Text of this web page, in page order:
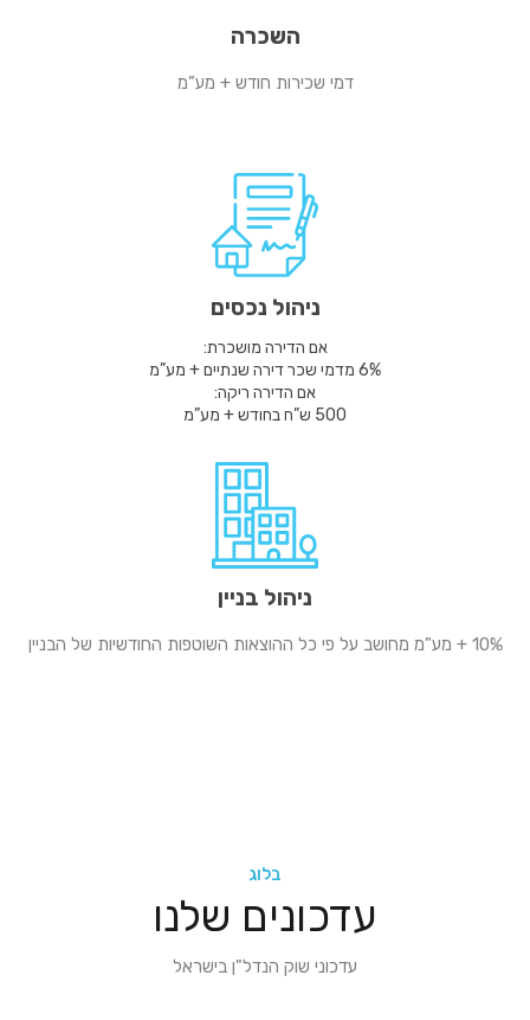
השכרה
דמי שכירות חודש + מע”מ
ניהול נכסים
אם הדירה מושכרת:
6% מדמי שכר דירה שנתיים + מע”מ
אם הדירה ריקה:
500 ש”ח בחודש + מע”מ
ניהול בניין
10% + מע”מ מחושב על פי כל ההוצאות השוטפות החודשיות של הבניין
בלוג
עדכונים שלנו
עדכוני שוק הנדל"ן בישראל